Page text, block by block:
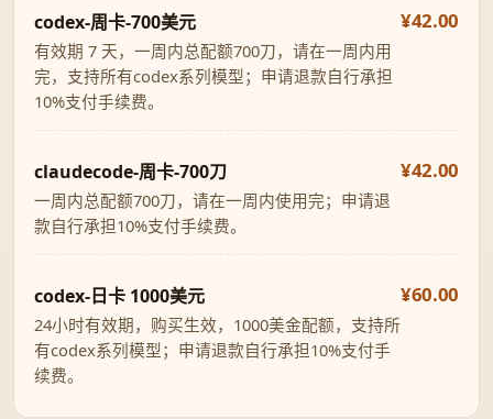
codex-周卡-700美元
有效期 7 天，一周内总配额700刀，请在一周内用
完，支持所有codex系列模型；申请退款自行承担
10%支付手续费。
¥42.00
claudecode-周卡-700刀
一周内总配额700刀，请在一周内使用完；申请退
款自行承担10%支付手续费。
¥42.00
codex-日卡 1000美元
24小时有效期，购买生效，1000美金配额，支持所
有codex系列模型；申请退款自行承担10%支付手
续费。
¥60.00